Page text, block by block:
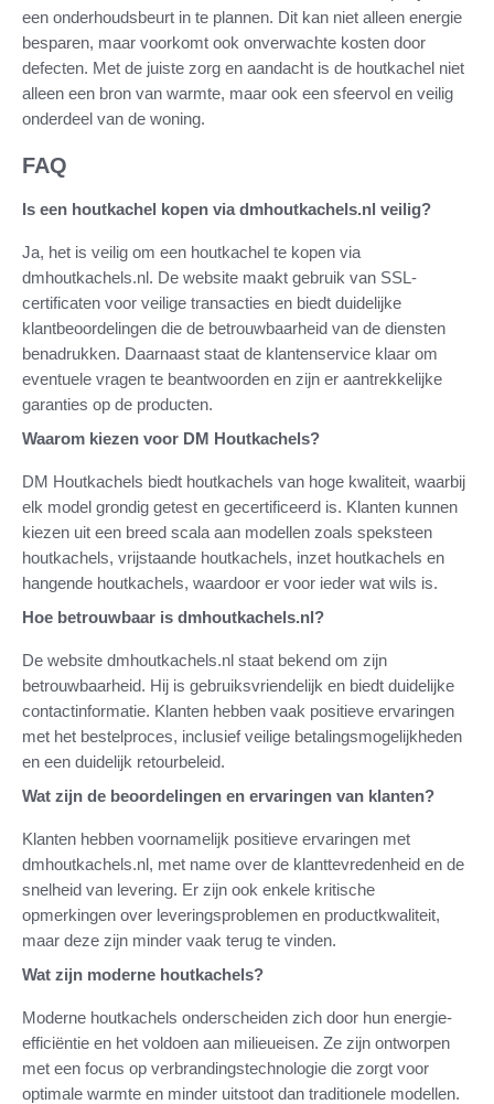
een onderhoudsbeurt in te plannen. Dit kan niet alleen energie
besparen, maar voorkomt ook onverwachte kosten door
defecten. Met de juiste zorg en aandacht is de houtkachel niet
alleen een bron van warmte, maar ook een sfeervol en veilig
onderdeel van de woning.
FAQ
Is een houtkachel kopen via dmhoutkachels.nl veilig?
Ja, het is veilig om een houtkachel te kopen via
dmhoutkachels.nl. De website maakt gebruik van SSL-
certificaten voor veilige transacties en biedt duidelijke
klantbeoordelingen die de betrouwbaarheid van de diensten
benadrukken. Daarnaast staat de klantenservice klaar om
eventuele vragen te beantwoorden en zijn er aantrekkelijke
garanties op de producten.
Waarom kiezen voor DM Houtkachels?
DM Houtkachels biedt houtkachels van hoge kwaliteit, waarbij
elk model grondig getest en gecertificeerd is. Klanten kunnen
kiezen uit een breed scala aan modellen zoals speksteen
houtkachels, vrijstaande houtkachels, inzet houtkachels en
hangende houtkachels, waardoor er voor ieder wat wils is.
Hoe betrouwbaar is dmhoutkachels.nl?
De website dmhoutkachels.nl staat bekend om zijn
betrouwbaarheid. Hij is gebruiksvriendelijk en biedt duidelijke
contactinformatie. Klanten hebben vaak positieve ervaringen
met het bestelproces, inclusief veilige betalingsmogelijkheden
en een duidelijk retourbeleid.
Wat zijn de beoordelingen en ervaringen van klanten?
Klanten hebben voornamelijk positieve ervaringen met
dmhoutkachels.nl, met name over de klanttevredenheid en de
snelheid van levering. Er zijn ook enkele kritische
opmerkingen over leveringsproblemen en productkwaliteit,
maar deze zijn minder vaak terug te vinden.
Wat zijn moderne houtkachels?
Moderne houtkachels onderscheiden zich door hun energie-
efficiëntie en het voldoen aan milieueisen. Ze zijn ontworpen
met een focus op verbrandingstechnologie die zorgt voor
optimale warmte en minder uitstoot dan traditionele modellen.